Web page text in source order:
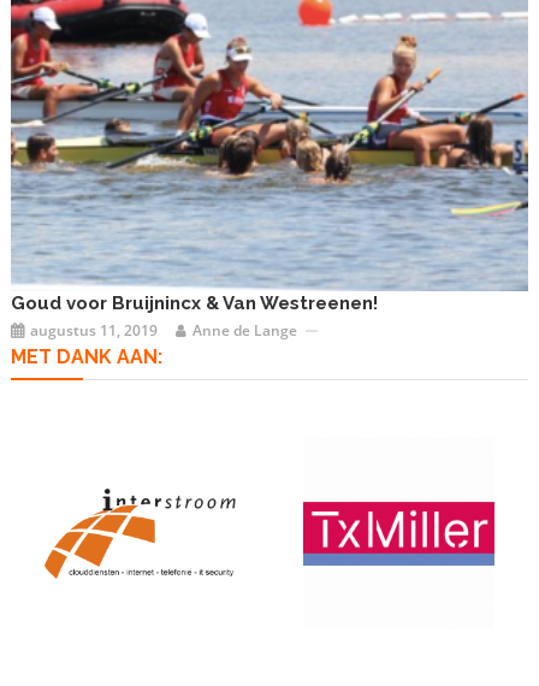
Goud voor Bruijnincx & Van Westreenen!
augustus 11, 2019 Anne de Lange
MET DANK AAN: